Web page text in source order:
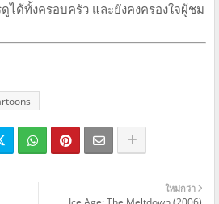
ได้ทั้งครอบครัว และยังคงครองใจผู้ชม
ใหม่กว่า